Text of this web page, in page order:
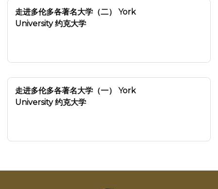
走进多伦多各著名大学（二） York
University 约克大学
走进多伦多各著名大学（一） York
University 约克大学